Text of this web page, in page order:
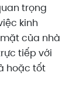
trọng
kinh
của nhà
tiếp với
hoặc tốt